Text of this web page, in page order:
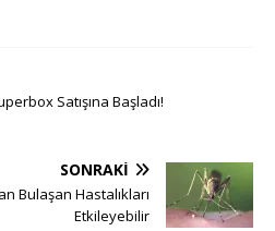
Satışına Başladı!
SONRAKI
Bulaşan Hastalıkları
Etkileyebilir